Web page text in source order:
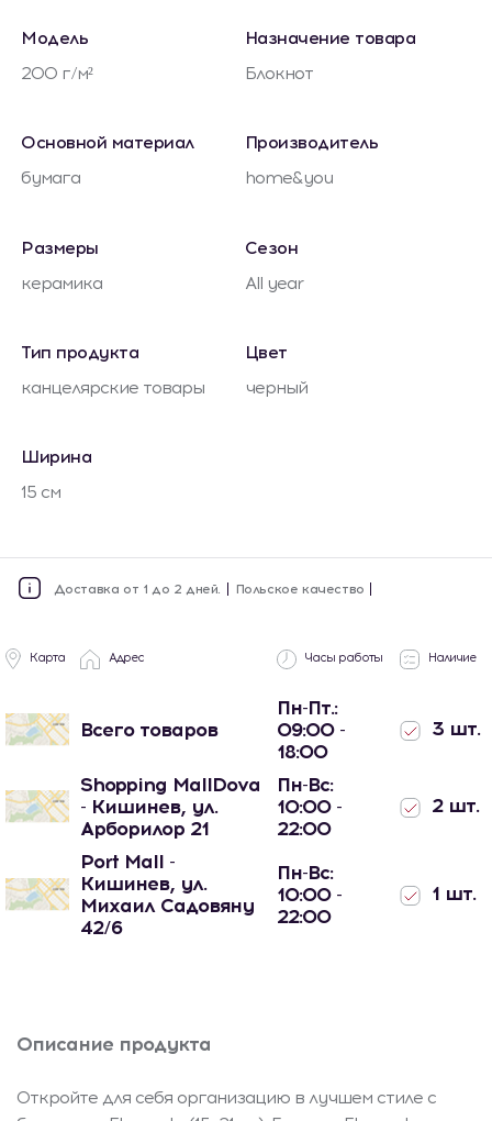
Модель
200 г/м²
Назначение товара
Блокнот
Основной материал
бумага
Производитель
home&you
Размеры
керамика
Сезон
All year
Тип продукта
канцелярские товары
Цвет
черный
Ширина
15 см
Доставка от 1 до 2 дней. Польское качество
Карта Адрес Часы работы Наличие
Всего товаров
Пн-Пт.:
09:00 -
18:00
3 шт.
Shopping MallDova
- Кишинев, ул.
Арборилор 21
Пн-Вс:
10:00 -
22:00
2 шт.
Port Mall -
Кишинев, ул.
Михаил Садовяну
42/6
Пн-Вс:
10:00 -
22:00
1 шт.
Описание продукта
Откройте для себя организацию в лучшем стиле с